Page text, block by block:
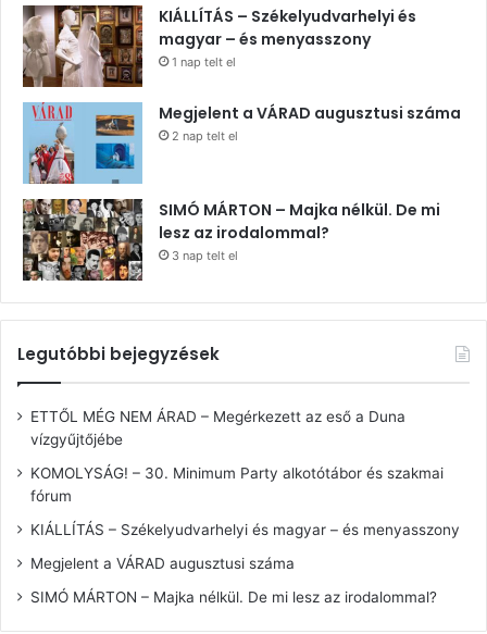
KIÁLLÍTÁS – Székelyudvarhelyi és
magyar – és menyasszony
1 nap telt el
Megjelent a VÁRAD augusztusi száma
2 nap telt el
SIMÓ MÁRTON – Majka nélkül. De mi
lesz az irodalommal?
3 nap telt el
Legutóbbi bejegyzések
ETTŐL MÉG NEM ÁRAD – Megérkezett az eső a Duna
vízgyűjtőjébe
KOMOLYSÁG! – 30. Minimum Party alkotótábor és szakmai
fórum
KIÁLLÍTÁS – Székelyudvarhelyi és magyar – és menyasszony
Megjelent a VÁRAD augusztusi száma
SIMÓ MÁRTON – Majka nélkül. De mi lesz az irodalommal?